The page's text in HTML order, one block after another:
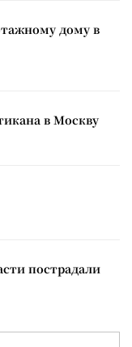
дому в
в Москву
пострадали